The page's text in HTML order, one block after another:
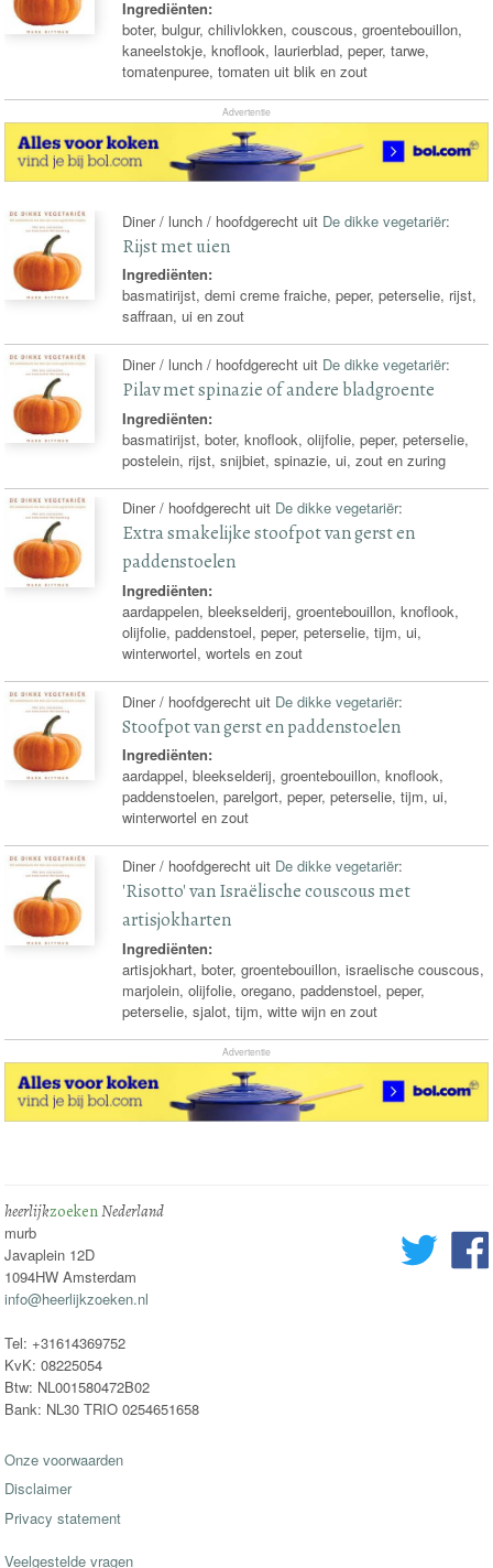
Ingrediënten:
boter, bulgur, chilivlokken, couscous, groentebouillon,
kaneelstokje, knoflook, laurierblad, peper, tarwe,
tomatenpuree, tomaten uit blik en zout
Advertentie
Diner / lunch / hoofdgerecht uit De dikke vegetariër:
Rijst met uien
Ingrediënten:
basmatirijst, demi creme fraiche, peper, peterselie, rijst,
saffraan, ui en zout
Diner / lunch / hoofdgerecht uit De dikke vegetariër:
Pilav met spinazie of andere bladgroente
Ingrediënten:
basmatirijst, boter, knoflook, olijfolie, peper, peterselie,
postelein, rijst, snijbiet, spinazie, ui, zout en zuring
Diner / hoofdgerecht uit De dikke vegetariër:
Extra smakelijke stoofpot van gerst en
paddenstoelen
Ingrediënten:
aardappelen, bleekselderij, groentebouillon, knoflook,
olijfolie, paddenstoel, peper, peterselie, tijm, ui,
winterwortel, wortels en zout
Diner / hoofdgerecht uit De dikke vegetariër:
Stoofpot van gerst en paddenstoelen
Ingrediënten:
aardappel, bleekselderij, groentebouillon, knoflook,
paddenstoelen, parelgort, peper, peterselie, tijm, ui,
winterwortel en zout
Diner / hoofdgerecht uit De dikke vegetariër:
'Risotto' van Israëlische couscous met
artisjokharten
Ingrediënten:
artisjokhart, boter, groentebouillon, israelische couscous,
marjolein, olijfolie, oregano, paddenstoel, peper,
peterselie, sjalot, tijm, witte wijn en zout
Advertentie
heerlijkzoekenNederland
murb
Javaplein 12D
1094HW Amsterdam
info@heerlijkzoeken.nl
Tel: +31614369752
KvK: 08225054
Btw: NL001580472B02
Bank: NL30 TRIO 0254651658
Onze voorwaarden
Disclaimer
Privacy statement
Veelgestelde vragen